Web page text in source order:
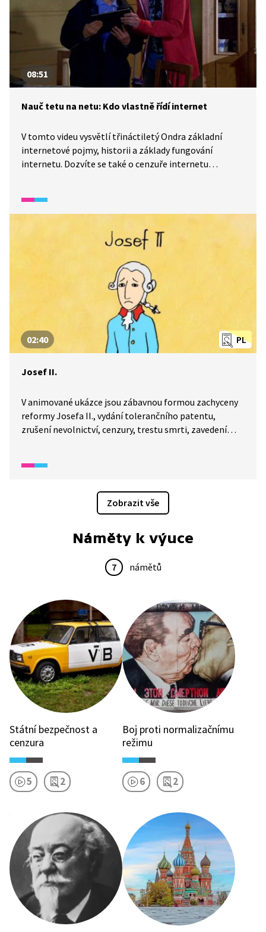
08:51
Nauč tetu na netu: Kdo vlastně řídí internet
V tomto videu vysvětlí třináctiletý Ondra základní
internetové pojmy, historii a základy fungování
internetu. Dozvíte se také o cenzuře internetu
PL
02:40
Josef II.
V animované ukázce jsou zábavnou formou zachyceny
reformy Josefa II., vydání tolerančního patentu,
zrušení nevolnictví, cenzury, trestu smrti, zavedení
Zobrazit vše
Náměty k výuce
7 námětů
Státní bezpečnost a
cenzura
5 2
Boj proti normalizačnímu
režimu
6 2